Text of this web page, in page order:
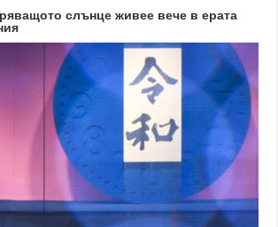
слънце живее вече в ерата